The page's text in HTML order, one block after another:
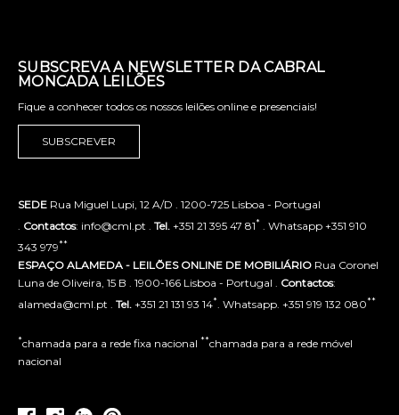
SUBSCREVA A NEWSLETTER DA CABRAL
MONCADA LEILÕES
Fique a conhecer todos os nossos leilões online e presenciais!
SUBSCREVER
SEDE Rua Miguel Lupi, 12 A/D . 1200-725 Lisboa - Portugal
Contactos: info@cml.pt . Tel. +351 21 395 47 81* . Whatsapp +351 910
343 979**
ESPAÇO ALAMEDA - LEILÕES ONLINE DE MOBILIÁRIO Rua Coronel
Luna de Oliveira, 15 B . 1900-166 Lisboa - Portugal . Contactos:
alameda@cml.pt . Tel. +351 21 131 93 14* . Whatsapp. +351 919 132 080**
*chamada para a rede fixa nacional **chamada para a rede móvel
nacional